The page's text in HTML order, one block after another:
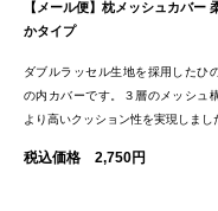
【メール便】枕メッシュカバー
かタイプ
ダブルラッセル生地を採用したひ
の内カバーです。３層のメッシュ
より高いクッション性を実現しまし
税込価格 2,750円